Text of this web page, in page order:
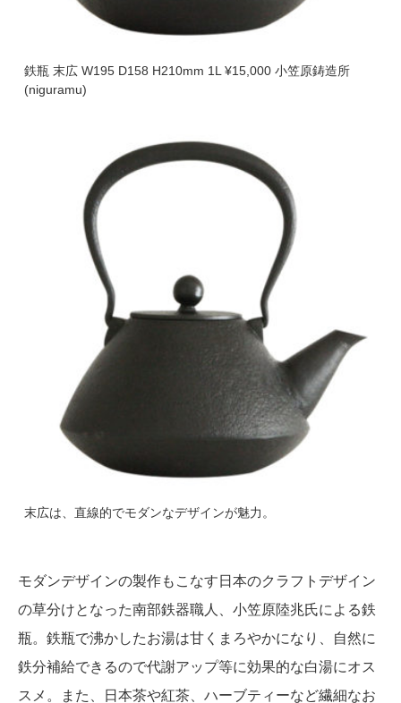
鉄瓶 末広 W195 D158 H210mm 1L ¥15,000 小笠原鋳造所
(niguramu)
末広は、直線的でモダンなデザインが魅力。
モダンデザインの製作もこなす日本のクラフトデザイン
の草分けとなった南部鉄器職人、小笠原陸兆氏による鉄
瓶。鉄瓶で沸かしたお湯は甘くまろやかになり、自然に
鉄分補給できるので代謝アップ等に効果的な白湯にオス
スメ。また、日本茶や紅茶、ハーブティーなど繊細なお